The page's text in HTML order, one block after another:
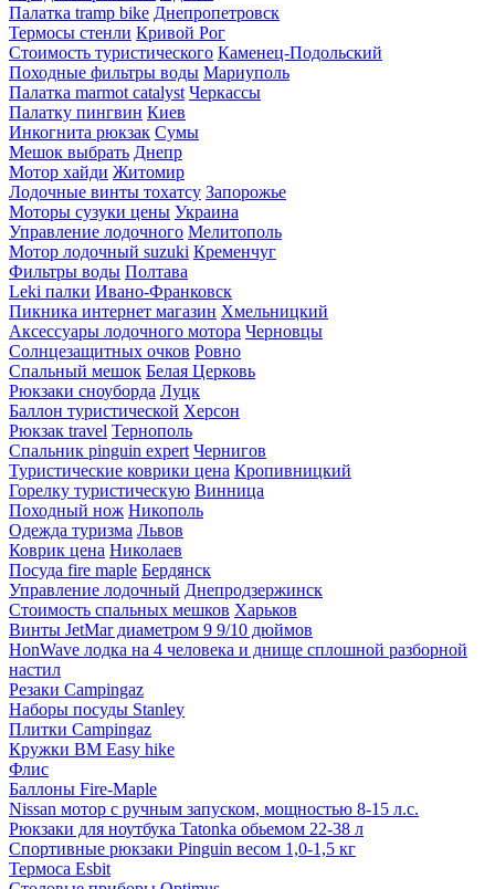
Палатка tramp bike Днепропетровск
Термосы стенли Кривой Рог
Стоимость туристического Каменец-Подольский
Походные фильтры воды Мариуполь
Палатка marmot catalyst Черкассы
Палатку пингвин Киев
Инкогнита рюкзак Сумы
Мешок выбрать Днепр
Мотор хайди Житомир
Лодочные винты тохатсу Запорожье
Моторы сузуки цены Украина
Управление лодочного Мелитополь
Мотор лодочный suzuki Кременчуг
Фильтры воды Полтава
Leki палки Ивано-Франковск
Пикника интернет магазин Хмельницкий
Аксессуары лодочного мотора Черновцы
Солнцезащитных очков Ровно
Спальный мешок Белая Церковь
Рюкзаки сноуборда Луцк
Баллон туристической Херсон
Рюкзак travel Тернополь
Спальник pinguin expert Чернигов
Туристические коврики цена Кропивницкий
Горелку туристическую Винница
Походный нож Никополь
Одежда туризма Львов
Коврик цена Николаев
Посуда fire maple Бердянск
Управление лодочный Днепродзержинск
Стоимость спальных мешков Харьков
Винты JetMar диаметром 9 9/10 дюймов
HonWave лодка на 4 человека и днище сплошной разборной
настил
Резаки Campingaz
Наборы посуды Stanley
Плитки Campingaz
Кружки BM Easy hike
Флис
Баллоны Fire-Maple
Nissan мотор с ручным запуском, мощностью 8-15 л.с.
Рюкзаки для ноутбука Tatonka обьемом 22-38 л
Спортивные рюкзаки Pinguin весом 1,0-1,5 кг
Термоса Esbit